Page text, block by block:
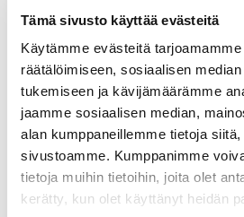
Tämä sivusto käyttää evästeitä
Käytämme evästeitä
räätälöimiseen, sosiaalisen
tukemiseen ja kävijämäärämme
jaamme sosiaalisen median,
alan kumppaneillemme tietoja
sivustoamme. Kumppanimme
tietoja muihin tietoihin, joita olet
kerätty, kun olet käyttänyt heidän
Wood muistuttaa, että
maksamaan.
“Jos jätämme uudet avautuvat
liiketoimintamahdollisuudet
hyödyntämättä, vaikeutuu
myös kestävän taloudellisen
sanoo.